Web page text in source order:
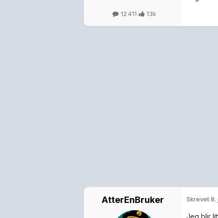
12 411 13k
AtterEnBruker Skrevet8.
Jeg blir